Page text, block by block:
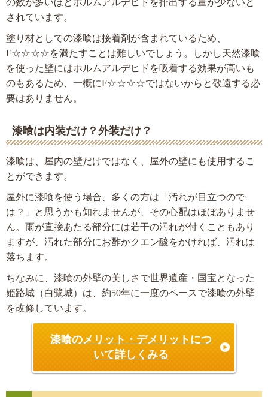
の数が多いほどホルムアルデヒドを排出する量が少ないと
されています。
塗り材としての漆喰は接着剤が含まれているため、
F☆☆☆☆を満たすことは難しいでしょう。しかし天然漆喰
を使った壁にはホルムアルデヒドを吸着する効果が高いも
のもあるため、一概にF☆☆☆☆ではないからと敬遠する必
要はありません。
漆喰は内装だけ？外装だけ？
漆喰は、屋内の壁だけではなく、屋外の壁にも使用するこ
とができます。
屋外に漆喰を使う場合、多くの方は「汚れが目立つので
は？」と思うかも知れませんが、その心配はほぼありませ
ん。雨が直接あたる部分には若干の汚れが付くこともあり
ますが、汚れた部分にお酢かクエン酸をかければ、汚れは
落ちます。
ちなみに、漆喰の外壁の美しさで世界遺産・国宝となった
姫路城（白鷺城）は、約50年に一度のペースで漆喰の外壁
を改修しています。
漆喰のメリット・デメリットにつ
いて詳しくみる